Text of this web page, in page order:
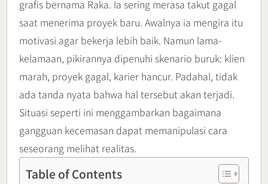
grafis bernama Raka. Ia sering merasa takut gagal
saat menerima proyek baru. Awalnya ia mengira itu
motivasi agar bekerja lebih baik. Namun lama-
kelamaan, pikirannya dipenuhi skenario buruk: klien
marah, proyek gagal, karier hancur. Padahal, tidak
ada tanda nyata bahwa hal tersebut akan terjadi.
Situasi seperti ini menggambarkan bagaimana
gangguan kecemasan dapat memanipulasi cara
seseorang melihat realitas.
Table of Contents